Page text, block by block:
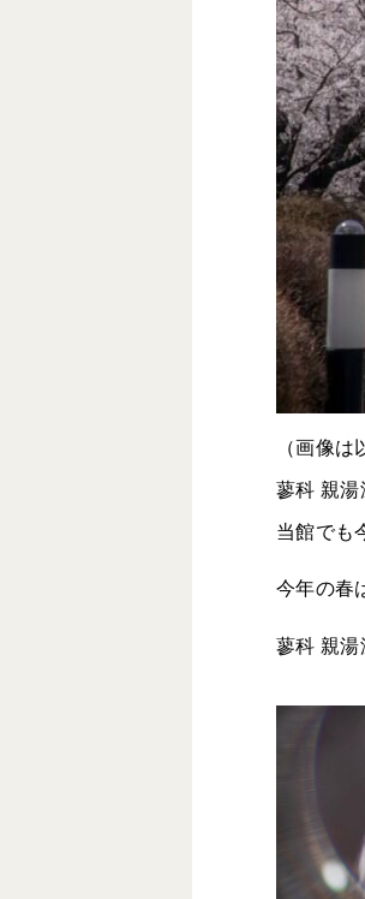
（画像
蓼科 親湯
当館でも
今年の春
蓼科 親